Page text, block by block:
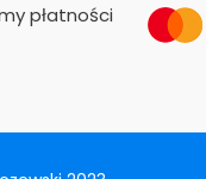
płatności